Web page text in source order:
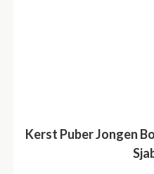
Kerst Puber Jongen